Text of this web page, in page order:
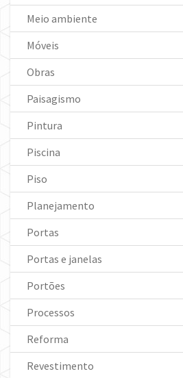
Meio ambiente
Móveis
Obras
Paisagismo
Pintura
Piscina
Piso
Planejamento
Portas
Portas e janelas
Portões
Processos
Reforma
Revestimento